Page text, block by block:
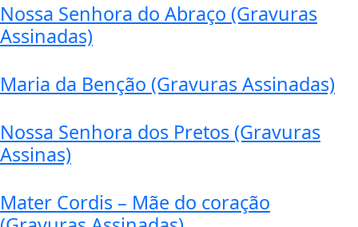
Nossa Senhora do Abraço (Gravuras
Assinadas)
Maria da Benção (Gravuras Assinadas)
Nossa Senhora dos Pretos (Gravuras
Assinas)
Mater Cordis – Mãe do coração